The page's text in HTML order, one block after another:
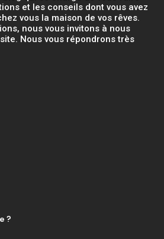
et les conseils dont vous avez
vous la maison de vos rêves.
nous vous invitons à nous
Nous vous répondrons très
?